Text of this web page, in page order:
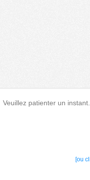
Veuillez patienter un
[ou